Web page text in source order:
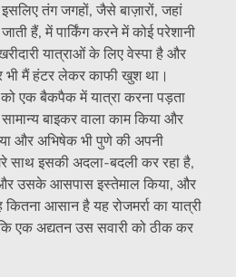
तंग जगहों, जैसे बाज़ारों, जहां
हैं, में पार्किंग करने में कोई परेशानी
यात्राओं के लिए वेस्पा है और
भी मैं हंटर लेकर काफी खुश था।
एक बैकपैक में यात्रा करना पड़ता
बाइकर वाला काम किया और
और अभिषेक भी पुणे की अपनी
साथ इसकी अदला-बदली कर रहा है,
उसके आसपास इस्तेमाल किया, और
आसान है यह रोजमर्रा का यात्री
एक अद्यतन उस सवारी को ठीक कर